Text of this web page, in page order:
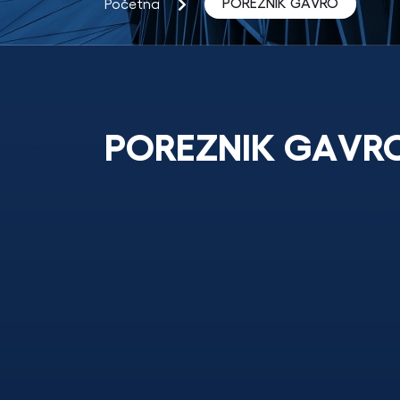
Početna POREZNIK GAVRO
POREZNIK